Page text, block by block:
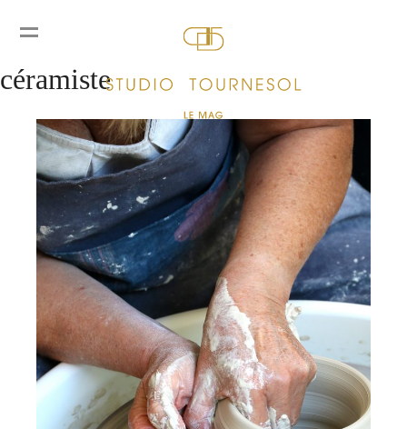
Rencontre avec Sabine Besnard,
céramiste